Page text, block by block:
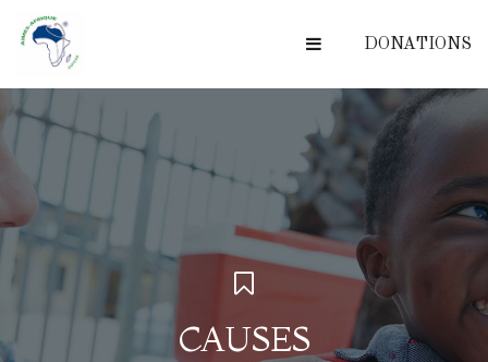
DONATIONS
CAUSES